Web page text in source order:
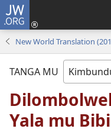
JW.ORG
New World Translation
TANGA MU
Yala mu